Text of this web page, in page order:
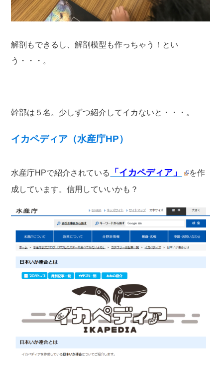
解剖もできるし、解剖模型も作っちゃう！とい
う・・・。
幹部は５名。少しずつ紹介してイカないと・・・。
イカペディア（水産庁HP）
水産庁HPで紹介されている 「イカペディア」
を作
成しています。信用していいかも？